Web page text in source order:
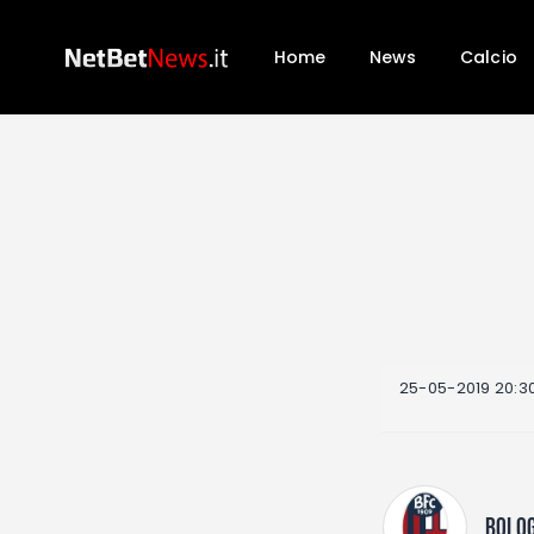
Home News Calcio
25-05-2019